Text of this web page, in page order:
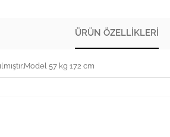
ÜRÜN ÖZELLIKLERI
57 kg 172 cm